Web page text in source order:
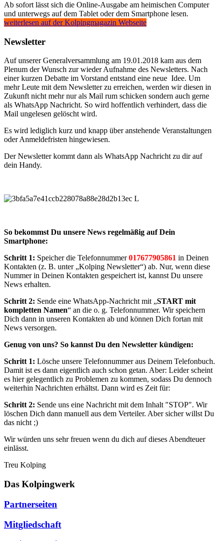
Ab sofort lässt sich die Online-Ausgabe am heimischen Computer
und unterwegs auf dem Tablet oder dem Smartphone lesen.
weiterlesen auf der Kolpingmagazin Webseite
Newsletter
Auf unserer Generalversammlung am 19.01.2018 kam aus dem
Plenum der Wunsch zur wieder Aufnahme des Newsletters. Nach
einer kurzen Debatte im Vorstand entstand eine neue Idee. Um
mehr Leute mit dem Newsletter zu erreichen, werden wir diesen in
Zukunft nicht mehr nur als Mail rum schicken sondern auch gerne
als WhatsApp Nachricht. So wird hoffentlich verhindert, dass die
Mail ungelesen gelöscht wird.
Es wird lediglich kurz und knapp über anstehende Veranstaltungen
oder Anmeldefristen hingewiesen.
Der Newsletter kommt dann als WhatsApp Nachricht zu dir auf
dein Handy.
So bekommst Du unsere News regelmäßig auf Dein
Smartphone:
Schritt 1: Speicher die Telefonnummer017677905861 in Deinen
Kontakten (z. B. unter „Kolping Newsletter“) ab. Nur, wenn diese
Nummer in Deinen Kontakten gespeichert ist, kannst Du unsere
News erhalten.
Schritt 2: Sende eine WhatsApp-Nachricht mit „START mit
kompletten Namen“ an die o. g. Telefonnummer. Wir speichern
Dich dann in unseren Kontakten ab und können Dich fortan mit
News versorgen.
Genug von uns? So kannst Du den Newsletter kündigen:
Schritt 1: Lösche unsere Telefonnummer aus Deinem Telefonbuch.
Damit ist es dann eigentlich auch schon getan. Aber: Leider scheint
es hier gelegentlich zu Problemen zu kommen, sodass Du dennoch
weiterhin Nachrichten erhältst. Dann wird es Zeit für:
Schritt 2: Sende uns eine Nachricht mit dem Inhalt "STOP". Wir
löschen Dich dann manuell aus dem Verteiler. Aber sicher willst Du
das nicht ;)
Wir würden uns sehr freuen wenn du dich auf dieses Abendteuer
einlässt.
Treu Kolping
Das Kolpingwerk
Partnerseiten
Mitgliedschaft